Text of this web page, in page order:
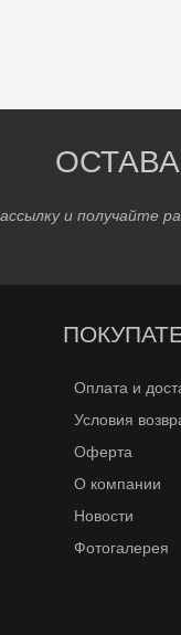
и получайте
Оплата и
Условия
Оферта
О компании
Новости
Фотогалерея